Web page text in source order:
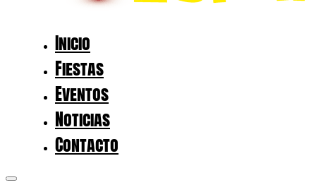
Inicio
Fiestas
Eventos
Noticias
Contacto